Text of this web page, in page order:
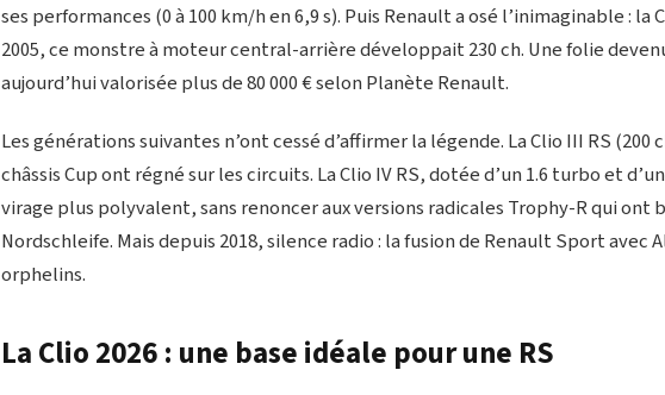
ses performances (0 à 100 km/h en 6,9 s). Puis Renault a osé l’inimaginable : la
2005, ce monstre à moteur central-arrière développait 230 ch. Une folie
aujourd’hui valorisée plus de 80 000 € selon Planète Renault.
Les générations suivantes n’ont cessé d’affirmer la légende. La Clio III RS (200
châssis Cup ont régné sur les circuits. La Clio IV RS, dotée d’un 1.6 turbo et
virage plus polyvalent, sans renoncer aux versions radicales Trophy-R qui ont
Nordschleife. Mais depuis 2018, silence radio : la fusion de Renault Sport avec
orphelins.
La Clio 2026 : une base idéale pour une RS